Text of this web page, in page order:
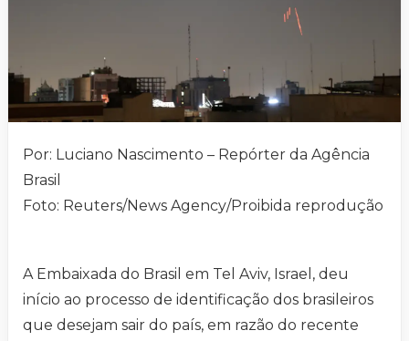
Por: Luciano Nascimento – Repórter da Agência
Brasil
Foto: Reuters/News Agency/Proibida reprodução
A Embaixada do Brasil em Tel Aviv, Israel, deu
início ao processo de identificação dos brasileiros
que desejam sair do país, em razão do recente